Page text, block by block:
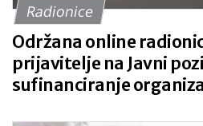
Radionice
Održana online
prijavitelje na Javni
sufinanciranje